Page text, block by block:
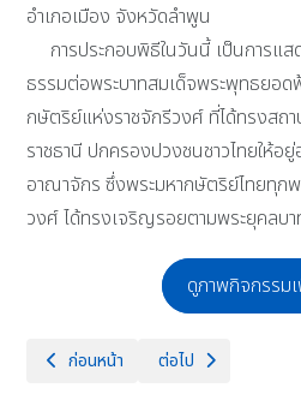
อำเภอเมือง จังหวัดลำพูน
การประกอบพิธีในวันนี้ เป็นการแ
ธรรมต่อพระบาทสมเด็จพระพุทธยอด
กษัตริย์แห่งราชจักรีวงศ์ ที่ได้ทรงสถ
ราชธานี ปกครองปวงชนชาวไทยให้อ
อาณาจักร ซึ่งพระมหากษัตริย์ไทยทุก
วงศ์ ได้ทรงเจริญรอยตามพระยุคลบ
ดูภาพกิจกรรม
เนื้อหาก่อนหน้า: สอบคัดเลือกนักเรียน
ก่อนหน้า เนื้อหาถัดไป: สอบคัด
ต่อไป